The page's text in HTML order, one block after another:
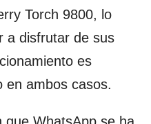
Torch 9800, lo
a disfrutar de sus
es
en ambos casos.